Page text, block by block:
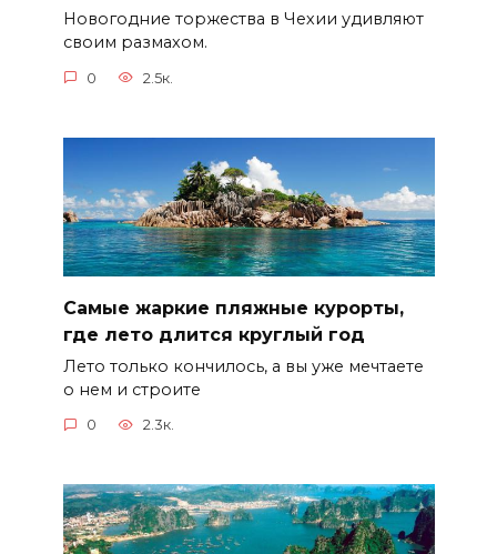
Новогодние торжества в Чехии удивляют
своим размахом.
0 2.5к.
Самые жаркие пляжные курорты,
где лето длится круглый год
Лето только кончилось, а вы уже мечтаете
о нем и строите
0 2.3к.